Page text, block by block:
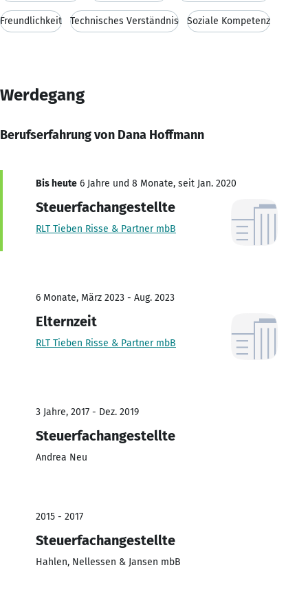
Freundlichkeit Technisches Verständnis Soziale Kompetenz
Werdegang
Berufserfahrung von Dana Hoffmann
Bis heute 6 Jahre und 8 Monate, seit Jan. 2020
Steuerfachangestellte
RLT Tieben Risse & Partner mbB
6 Monate, März 2023 - Aug. 2023
Elternzeit
RLT Tieben Risse & Partner mbB
3 Jahre, 2017 - Dez. 2019
Steuerfachangestellte
Andrea Neu
2015 - 2017
Steuerfachangestellte
Hahlen, Nellessen & Jansen mbB